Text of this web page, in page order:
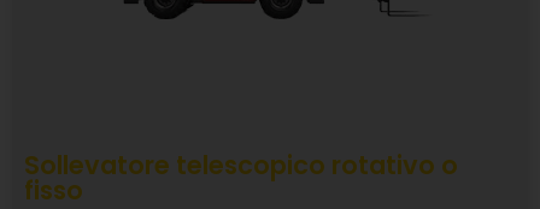
Sollevatore telescopico rotativo o
fisso